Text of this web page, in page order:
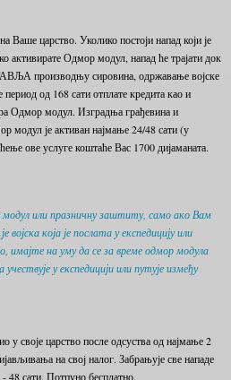
Ваше царство. Уколико постоји напад који је
активирате Одмор модул, напад ће трајати док
производњу сировина, одржавање војске
од 168 сати отплате кредита као и
Одмор модул. Изградња грађевина и
модул је активан најмање 24/48 сати (у
ове услуге коштаће Вас 1700 дијаманата.
или празничну заштиту, само ако Вам
војска која је послата у експедицију или
имајте на уму да се за време одмор модула
у експедицији или путује између
у своје царство после одсуства од најмање 2
на свој налог. Забрањује све нападе
48 сати. Потпуно бесплатно.